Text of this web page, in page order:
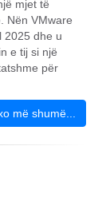
mjet të
Nën VMware
2025 dhe u
e tij si një
për
më shumë...